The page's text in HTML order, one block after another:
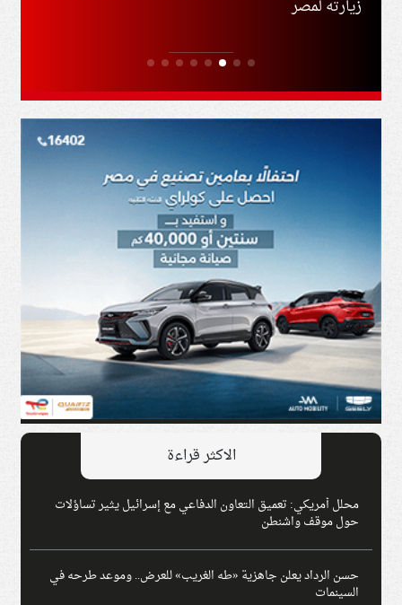
زيارته لمصر
الاكثر قراءة
محلل أمريكي: تعميق التعاون الدفاعي مع إسرائيل يثير تساؤلات
حول موقف واشنطن
حسن الرداد يعلن جاهزية «طه الغريب» للعرض.. وموعد طرحه في
السينمات